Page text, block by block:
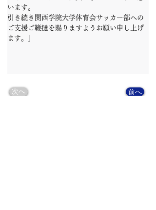
います。
引き続き関西学院大学体育会サッカー部への
ご支援ご鞭撻を賜りますようお願い申し上げ
ます。」
次へ 前へ